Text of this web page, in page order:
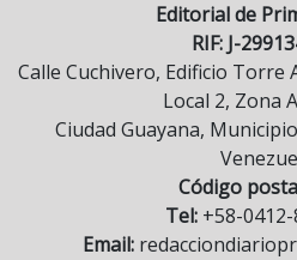
Editorial de
RIF: J-
Calle Cuchivero, Edificio Torre
Local 2, Zona
Ciudad Guayana,
Código
Tel:+58-0412-
Email: